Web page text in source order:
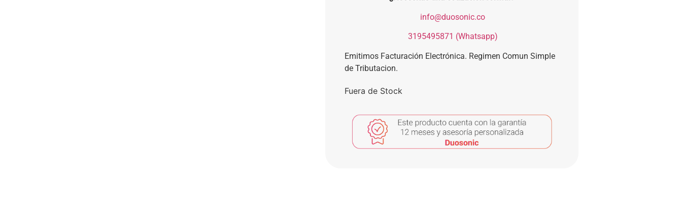
info@duosonic.co
3195495871 (Whatsapp)
Emitimos Facturación Electrónica. Regimen Comun Simple
de Tributacion.
Fuera de Stock